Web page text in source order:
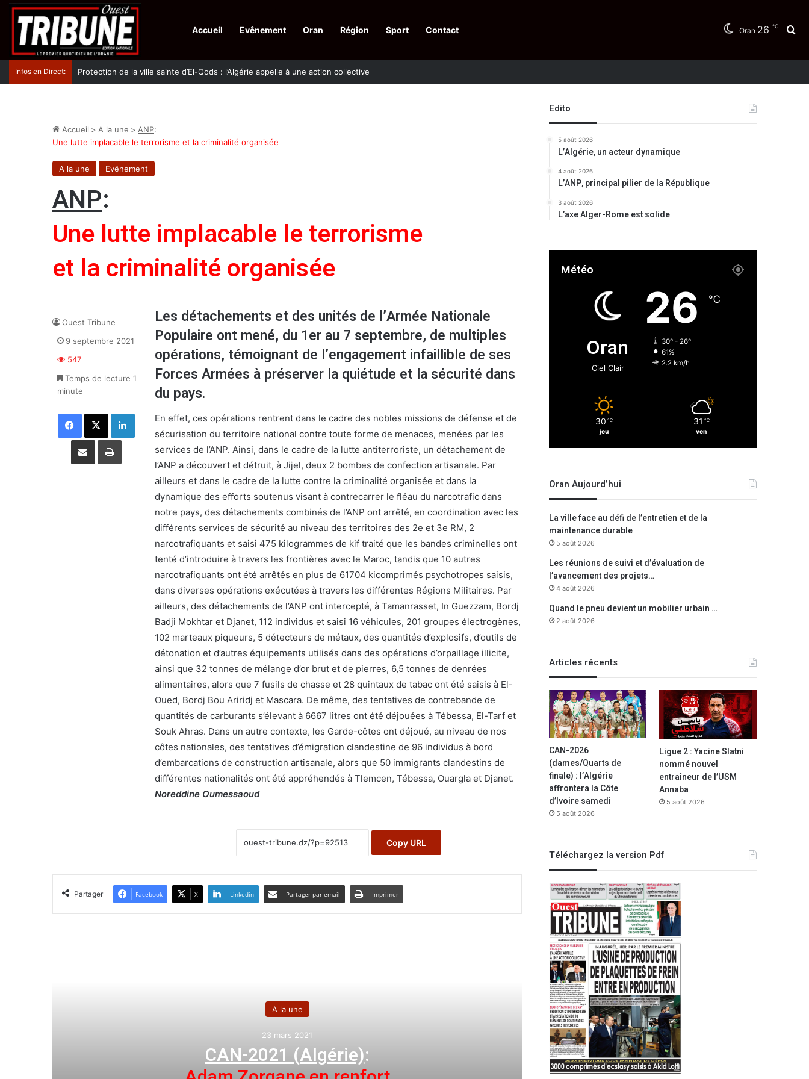
Accueil Evênement Oran Région Sport Contact Oran 26 ℃
Infos en Direct: Protection de la ville sainte d’El-Qods : l’Algérie appelle à une action collective
Accueil > A la une > ANP:
Une lutte implacable le terrorisme et la criminalité organisée
A la une Evênement
ANP:
Une lutte implacable le terrorisme
et la criminalité organisée
Les détachements et des unités de l’Armée Nationale
Populaire ont mené, du 1er au 7 septembre, de multiples
opérations, témoignant de l’engagement infaillible de ses
Forces Armées à préserver la quiétude et la sécurité dans
du pays.
En effet, ces opérations rentrent dans le cadre des nobles missions de défense et de
sécurisation du territoire national contre toute forme de menaces, menées par les
services de l’ANP. Ainsi, dans le cadre de la lutte antiterroriste, un détachement de
l’ANP a découvert et détruit, à Jijel, deux 2 bombes de confection artisanale. Par
ailleurs et dans le cadre de la lutte contre la criminalité organisée et dans la
dynamique des efforts soutenus visant à contrecarrer le fléau du narcotrafic dans
notre pays, des détachements combinés de l’ANP ont arrêté, en coordination avec les
différents services de sécurité au niveau des territoires des 2e et 3e RM, 2
narcotrafiquants et saisi 475 kilogrammes de kif traité que les bandes criminelles ont
tenté d’introduire à travers les frontières avec le Maroc, tandis que 10 autres
narcotrafiquants ont été arrêtés en plus de 61704 kicomprimés psychotropes saisis,
dans diverses opérations exécutées à travers les différentes Régions Militaires. Par
ailleurs, des détachements de l’ANP ont intercepté, à Tamanrasset, In Guezzam, Bordj
Badji Mokhtar et Djanet, 112 individus et saisi 16 véhicules, 201 groupes électrogènes,
102 marteaux piqueurs, 5 détecteurs de métaux, des quantités d’explosifs, d’outils de
détonation et d’autres équipements utilisés dans des opérations d’orpaillage illicite,
ainsi que 32 tonnes de mélange d’or brut et de pierres, 6,5 tonnes de denrées
alimentaires, alors que 7 fusils de chasse et 28 quintaux de tabac ont été saisis à El-
Oued, Bordj Bou Ariridj et Mascara. De même, des tentatives de contrebande de
quantités de carburants s’élevant à 6667 litres ont été déjouées à Tébessa, El-Tarf et
Souk Ahras. Dans un autre contexte, les Garde-côtes ont déjoué, au niveau de nos
côtes nationales, des tentatives d’émigration clandestine de 96 individus à bord
d’embarcations de construction artisanale, alors que 50 immigrants clandestins de
différentes nationalités ont été appréhendés à Tlemcen, Tébessa, Ouargla et Djanet.
Noreddine Oumessaoud
Copy URL
Ouest Tribune
9 septembre 2021
547
Temps de lecture 1
minute
Facebook X Linkedin
Partager par email Imprimer
Partager Facebook X Linkedin Partager par email Imprimer
Baccalauréat
Edito
5 août 2026
L’Algérie, un acteur dynamique
4 août 2026
L’ANP, principal pilier de la République
3 août 2026
L’axe Alger-Rome est solide
Météo
Oran
Ciel Clair
26 ℃
30º - 26º
61%
2.2 km/h
30 ℃
jeu
31 ℃
ven
Oran Aujourd’hui
La ville face au défi de l’entretien et de la
maintenance durable
5 août 2026
Les réunions de suivi et d’évaluation de
l’avancement des projets…
4 août 2026
Quand le pneu devient un mobilier urbain …
2 août 2026
Articles récents
CAN-2026
(dames/Quarts de
finale) : l’Algérie
affrontera la Côte
d’Ivoire samedi
5 août 2026
Ligue 2 : Yacine Slatni
nommé nouvel
entraîneur de l’USM
Annaba
5 août 2026
Téléchargez la version Pdf